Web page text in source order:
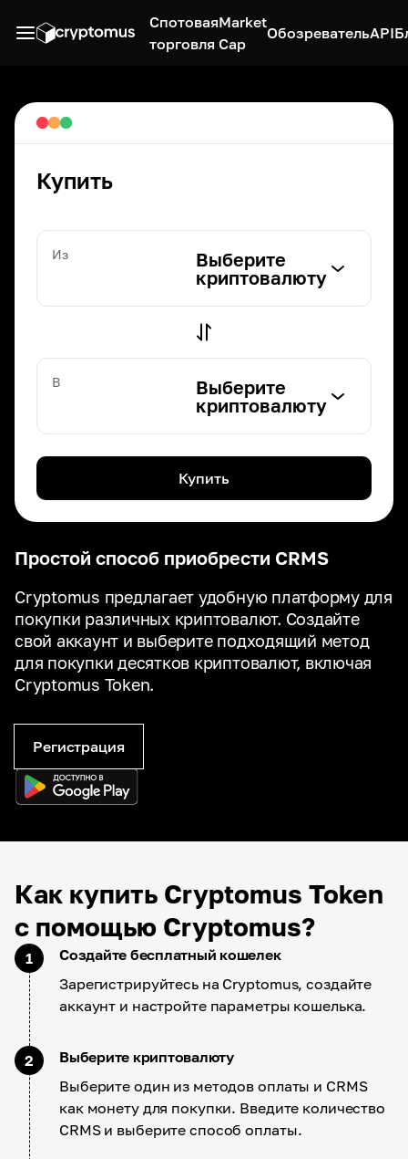
Спотовая
торговля
Market
Cap
ОбозревательAPI
Простой способ приобрести CRMS
Cryptomus предлагает удобную платформу для
покупки различных криптовалют. Создайте
свой аккаунт и выберите подходящий метод
для покупки десятков криптовалют, включая
Cryptomus Token.
Регистрация
Купить
Из
Выберите
криптовалюту
В
Выберите
криптовалюту
Купить
Как купить Cryptomus Token
с помощью Cryptomus?
1
Создайте бесплатный кошелек
Зарегистрируйтесь на Cryptomus, создайте
аккаунт и настройте параметры кошелька.
2
Выберите криптовалюту
Выберите один из методов оплаты и CRMS
как монету для покупки. Введите количество
CRMS и выберите способ оплаты.